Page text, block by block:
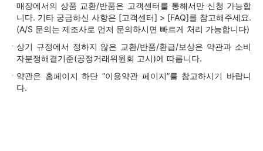
매장에서의 상품 교환/반품은 고객센터를 통해서만 신청 가능합
니다. 기타 궁금하신 사항은 [고객센터] > [FAQ]를 참고해주세요.
(A/S 문의는 제조사로 먼저 문의하시면 빠르게 처리 가능합니다)
상기 규정에서 정하지 않은 교환/반품/환급/보상은 약관과 소비
자분쟁해결기준(공정거래위원회 고시)에 따릅니다.
약관은 홈페이지 하단 “이용약관 페이지”를 참고하시기 바랍니
다.